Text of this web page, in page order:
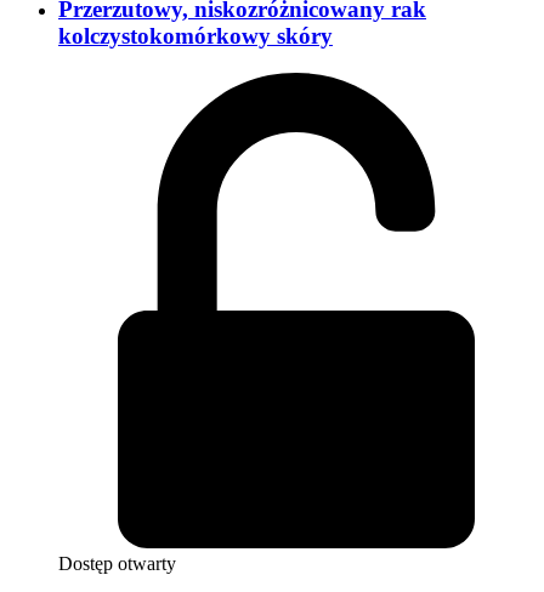
Przerzutowy, niskozróżnicowany rak
kolczystokomórkowy skóry
Dostęp otwarty